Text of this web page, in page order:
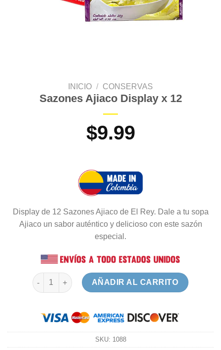
INICIO / CONSERVAS
Sazones Ajiaco Display x 12
$9.99
Display de 12 Sazones Ajiaco de El Rey. Dale a tu sopa
Ajiaco un sabor auténtico y delicioso con este sazón
especial.
Sazones Ajiaco Display x 12 cantidad
AÑADIR AL CARRITO
SKU: 1088